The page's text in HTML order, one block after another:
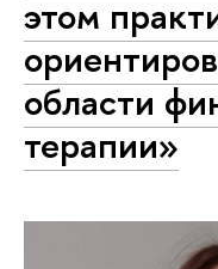
этом
области
терапии»